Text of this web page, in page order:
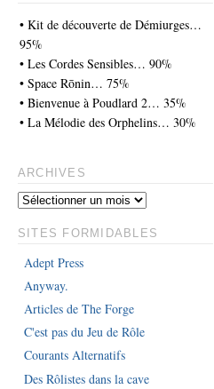
• Kit de découverte de Démiurges…
95%
• Les Cordes Sensibles… 90%
• Space Rōnin… 75%
• Bienvenue à Poudlard 2… 35%
• La Mélodie des Orphelins… 30%
ARCHIVES
SITES FORMIDABLES
Adept Press
Anyway.
Articles de The Forge
C'est pas du Jeu de Rôle
Courants Alternatifs
Des Rôlistes dans la cave